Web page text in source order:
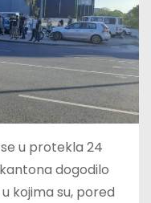
u protekla 24
dogodilo
kojima su, pored